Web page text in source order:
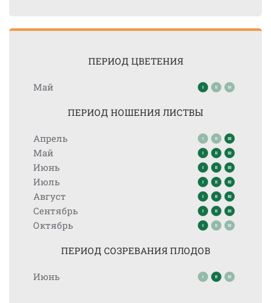
ПЕРИОД ЦВЕТЕНИЯ
Май
ПЕРИОД НОШЕНИЯ ЛИСТВЫ
Апрель
Май
Июнь
Июль
Август
Сентябрь
Октябрь
ПЕРИОД СОЗРЕВАНИЯ ПЛОДОВ
Июнь